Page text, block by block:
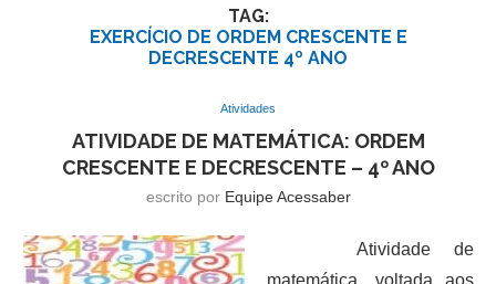
TAG:
EXERCÍCIO DE ORDEM CRESCENTE E
DECRESCENTE 4º ANO
Atividades
ATIVIDADE DE MATEMÁTICA: ORDEM
CRESCENTE E DECRESCENTE – 4º ANO
escrito por Equipe Acessaber
Atividade de
matemática, voltada aos